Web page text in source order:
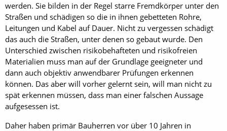
werden. Sie bilden in der Regel starre Fremdkörper unter den
Straßen und schädigen so die in ihnen gebetteten Rohre,
Leitungen und Kabel auf Dauer. Nicht zu vergessen schädigt
das auch die Straßen, unter denen so gebaut wurde. Den
Unterschied zwischen risikobehafteten und risikofreien
Materialien muss man auf der Grundlage geeigneter und
dann auch objektiv anwendbarer Prüfungen erkennen
können. Das aber will vorher gelernt sein, will man nicht zu
spät erkennen müssen, dass man einer falschen Aussage
aufgesessen ist.
Daher haben primär Bauherren vor über 10 Jahren in